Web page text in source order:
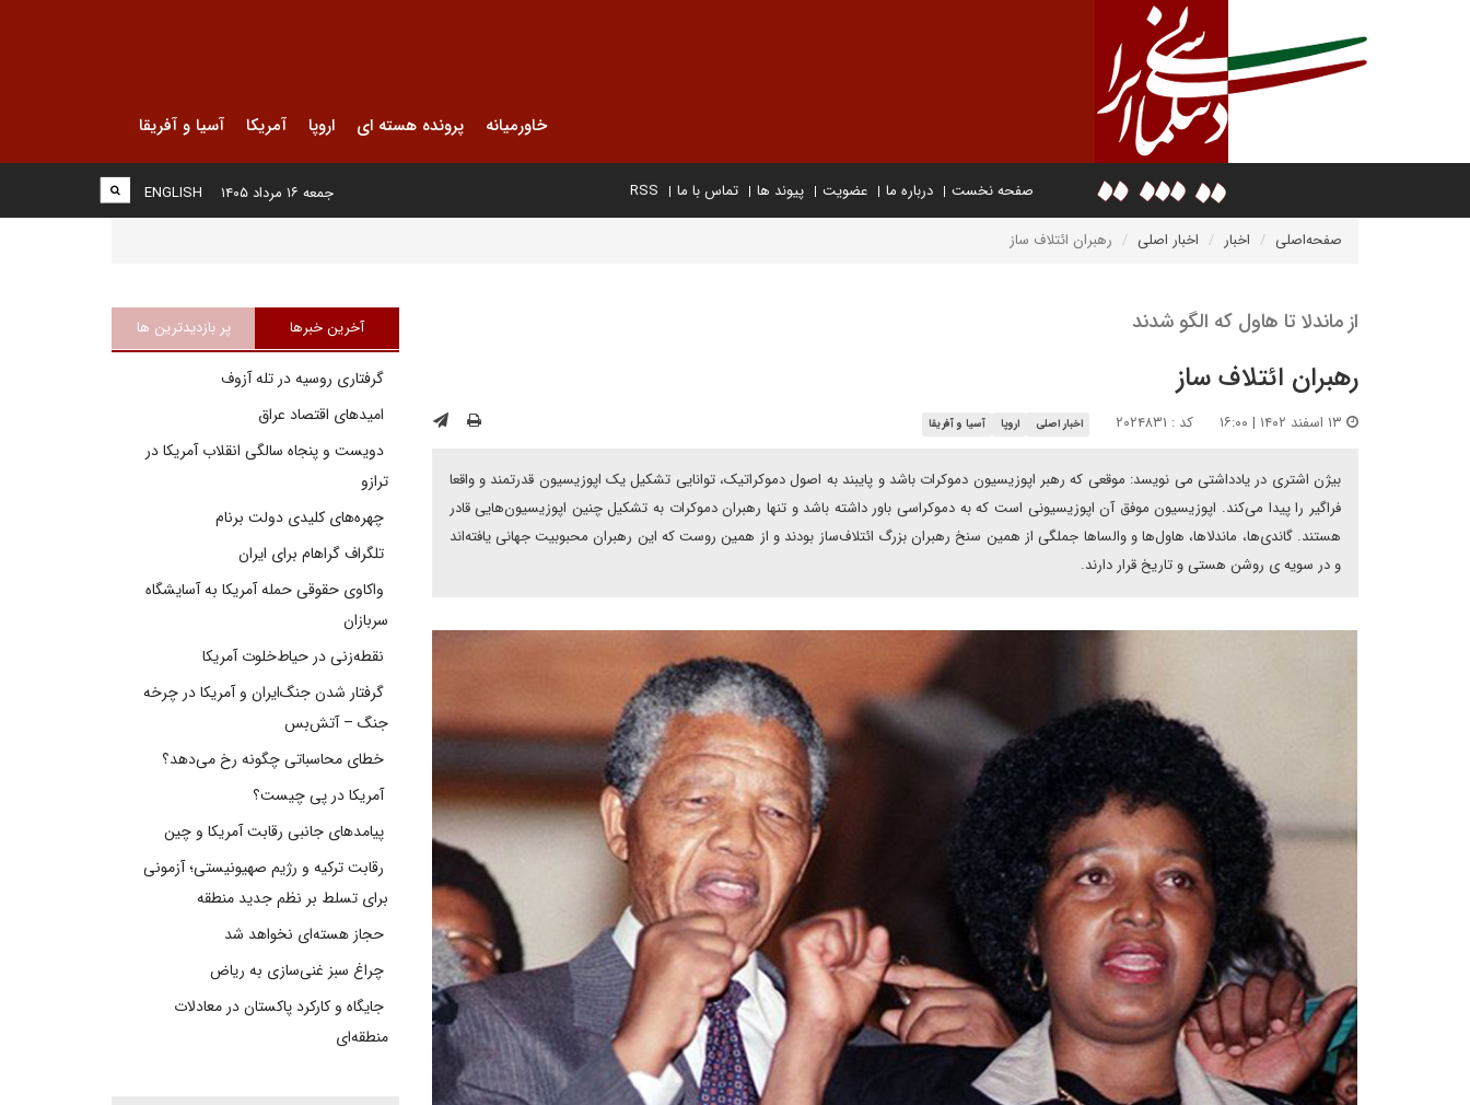
خاورمیانه پرونده هسته ای اروپا آمریکا آسیا و آفریقا
صفحه نخست درباره ما عضویت پیوند ها تماس با ما RSS
ENGLISH جمعه ۱۶ مرداد ۱۴۰۵
صفحه‌اصلی اخبار اخبار اصلی رهبران ائتلاف ساز
از ماندلا تا هاول که الگو شدند
رهبران ائتلاف ساز
کد : ۲۰۲۴۸۳۱ اخبار اصلی اروپا آسیا و آفریقا
بیژن اشتری در یادداشتی می نویسد: موقعی که رهبر اپوزیسیون دموکرات باشد و پایبند به اصول دموکراتیک، توانایی تشکیل یک اپوزیسیون قدرتمند و واقعا
فراگیر را پیدا می‌کند. اپوزیسیون موفق آن اپوزیسیونی است که به دموکراسی باور داشته باشد و تنها رهبران دموکرات به تشکیل چنین اپوزیسیون‌هایی قادر
هستند. گاندی‌ها، ماندلا‌ها، هاول‌ها و والساها جملگی از همین سنخ رهبران بزرگ ائتلاف‌ساز بودند و از همین روست که این رهبران محبوبیت جهانی یافته‌اند
و در سویه ی روشن هستی و تاریخ قرار دارند.
آخرین خبرها پر بازدیدترین ها
گرفتاری روسیه در تله آزوف
امیدهای اقتصاد عراق
دویست و پنجاه سالگی انقلاب آمریکا در
ترازو
چهره‌های کلیدی دولت برنام
تلگراف گراهام برای ایران
واکاوی حقوقی حمله آمریکا به آسایشگاه
سربازان
نقطه‌زنی در حیاط‌خلوت آمریکا
گرفتار شدن جنگ‌ایران و آمریکا در چرخه
جنگ – آتش‌بس
خطای محاسباتی چگونه رخ می‌دهد؟
آمریکا در پی چیست؟
پیامدهای جانبی رقابت آمریکا و چین
رقابت ترکیه و رژیم صهیونیستی؛ آزمونی
برای تسلط بر نظم جدید منطقه
حجاز هسته‌ای نخواهد شد
چراغ سبز غنی‌سازی به ریاض
جایگاه و کارکرد پاکستان در معادلات
منطقه‌ای